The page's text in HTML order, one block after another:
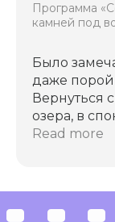
Программа
камней под
Было
даже порой
Вернуться
озера, в
изучить
Read more